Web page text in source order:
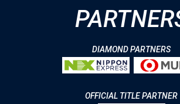
DIAMOND PARTNERS
OFFICIAL TITLE PARTNER